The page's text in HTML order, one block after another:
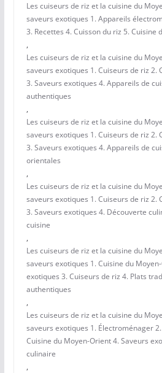
Les cuiseurs de riz et la cuisine du
saveurs exotiques 1. Appareils
3. Recettes 4. Cuisson du riz 5. Cuisine
,
Les cuiseurs de riz et la cuisine du
saveurs exotiques 1. Cuiseurs de riz 2.
3. Saveurs exotiques 4. Appareils de
authentiques
,
Les cuiseurs de riz et la cuisine du
saveurs exotiques 1. Cuiseurs de riz 2.
3. Saveurs exotiques 4. Appareils de
orientales
,
Les cuiseurs de riz et la cuisine du
saveurs exotiques 1. Cuiseurs de riz 2.
3. Saveurs exotiques 4. Découverte
cuisine
,
Les cuiseurs de riz et la cuisine du
saveurs exotiques 1. Cuisine du
exotiques 3. Cuiseurs de riz 4. Plats
authentiques
,
Les cuiseurs de riz et la cuisine du
saveurs exotiques 1. Électroménager
Cuisine du Moyen-Orient 4. Saveurs
culinaire
,